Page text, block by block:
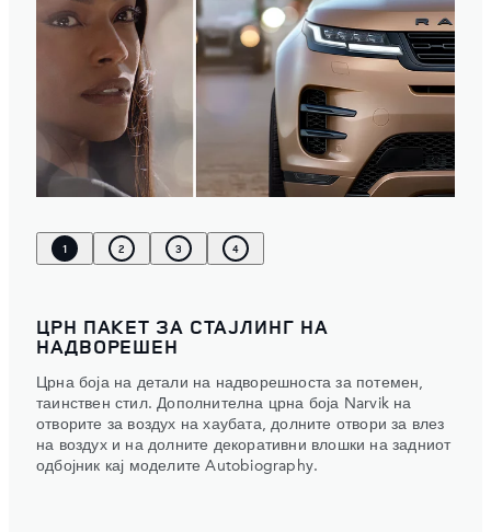
1 2 3 4
ЦРН ПАКЕТ ЗА СТАЈЛИНГ НА
НАДВОРЕШЕН
Црна боја на детали на надворешноста за потемен,
таинствен стил. Дополнителна црна боја Narvik на
отворите за воздух на хаубата, долните отвори за влез
на воздух и на долните декоративни влошки на задниот
одбојник кај моделите Autobiography.